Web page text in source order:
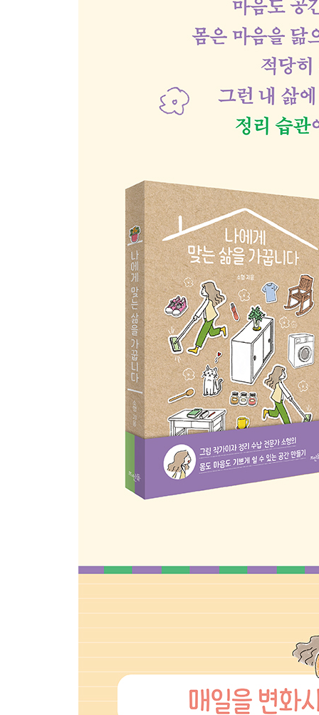
나를 행복하게 하는 것
간소한 돈 관리 방법
오감 깨우기
더 자세히 더 오래 애정을 가지고 보기
소리에 귀 기울여 보기
좋아하는 냄새를 찾아서
과정과 끝에 집중하기
삶에 의미를 부여하는 방법
건강한 INFP로 살아가기 ①
건강한 INFP로 살아가기 ②
건강한 INFP로 살아가기 ③
롤모델은 필요 없잖아